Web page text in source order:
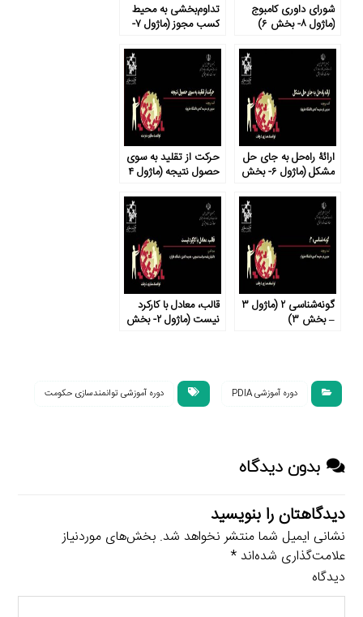
شورای داوری کامبوج
(ماژول ۸- بخش ۶)
تداوم‌بخشی به محیط
کسب مجوز (ماژول ۷-
ارائۀ راه‌حل به جای حل
مشکل (ماژول ۶- بخش
حرکت از تقلید به سوی
حصول نتیجه (ماژول ۴
گونه‌شناسی ۲ (ماژول ۳
– بخش ۳)
قالب، معادل با کارکرد
نیست (ماژول ۲- بخش
دوره آموزشی PDIA دوره آموزشی توانمندسازی حکومت
بدون دیدگاه
دیدگاهتان را بنویسید
نشانی ایمیل شما منتشر نخواهد شد. بخش‌های موردنیاز
علامت‌گذاری شده‌اند*
دیدگاه